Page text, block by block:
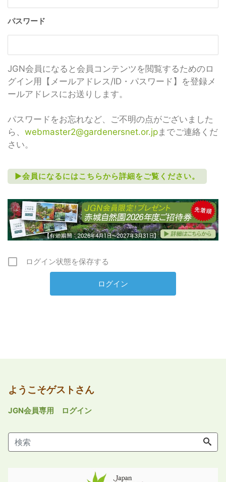
パスワード
JGN会員になると会員コンテンツを閲覧するためのロ
グイン用【メールアドレス/ID・パスワード】を登録メ
ールアドレスにお送りします。
パスワードをお忘れなど、ご不明の点がございました
ら、 webmaster2@gardenersnet.or.jpまでご連絡くだ
さい。
►会員になるにはこちらから詳細をご覧ください。
ログイン状態を保存する
ようこそゲストさん
JGN会員専用 ログイン